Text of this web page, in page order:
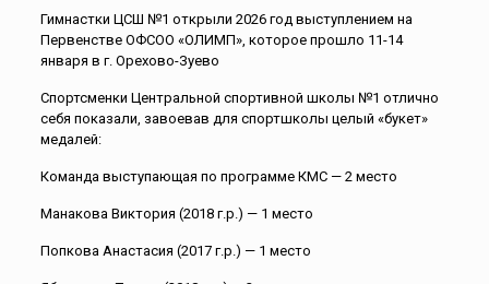
Гимнастки ЦСШ №1 открыли 2026 год выступлением на
Первенстве ОФСОО «ОЛИМП», которое прошло 11-14
января в г. Орехово-Зуево
Спортсменки Центральной спортивной школы №1 отлично
себя показали, завоевав для спортшколы целый «букет»
медалей:
Команда выступающая по программе КМС — 2 место
Манакова Виктория (2018 г.р.) — 1 место
Попкова Анастасия (2017 г.р.) — 1 место